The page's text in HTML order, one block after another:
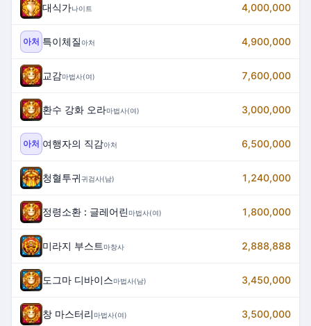
대식가나이트 4,000,000
아처 특이체질 아처 4,900,000
교감마법사(여) 7,600,000
환수 강화 오라마법사(여) 3,000,000
아처 여행자의 직감아처 6,500,000
청혈투귀귀검사(남) 1,240,000
정령소환 : 글레어린 마법사(여) 1,800,000
미라지 부스트 마창사 2,888,888
도그마 디바이스마법사(남) 3,450,000
창 마스터리 마법사(여) 3,500,000